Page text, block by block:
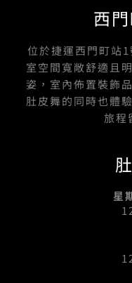
西
位於捷運西門町站
室空間寬敞舒適且
姿，室內佈置裝飾
肚皮舞的同時也體
旅程
星